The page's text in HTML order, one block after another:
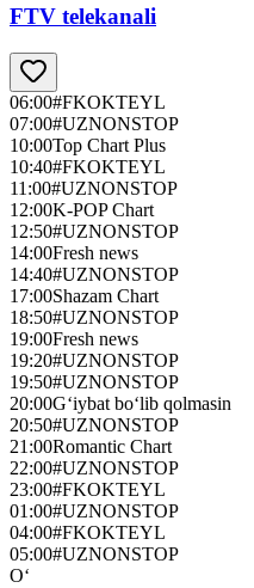
FTV telekanali
06:00#FKOKTEYL
07:00#UZNONSTOP
10:00Top Chart Plus
10:40#FKOKTEYL
11:00#UZNONSTOP
12:00K-POP Chart
12:50#UZNONSTOP
14:00Fresh news
14:40#UZNONSTOP
17:00Shazam Chart
18:50#UZNONSTOP
19:00Fresh news
19:20#UZNONSTOP
19:50#UZNONSTOP
20:00G‘iybat bo‘lib qolmasin
20:50#UZNONSTOP
21:00Romantic Chart
22:00#UZNONSTOP
23:00#FKOKTEYL
01:00#UZNONSTOP
04:00#FKOKTEYL
05:00#UZNONSTOP
O‘